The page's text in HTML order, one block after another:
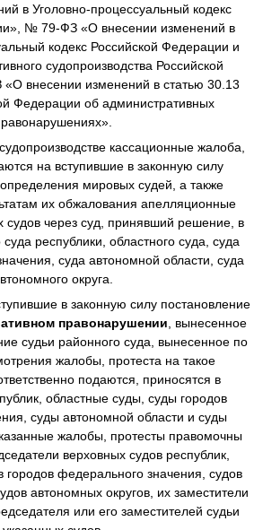
в Уголовно-процессуальный кодекс
№ 79-ФЗ «О внесении изменений в
кодекс Российской Федерации и
судопроизводства Российской
внесении изменений в статью 30.13
Федерации об административных
судопроизводстве кассационные жалоба,
на вступившие в законную силу
мировых судей, а также
их обжалования апелляционные
через суд, принявший решение, в
республики, областного суда, суда
суда автономной области, суда
округа.
в законную силу постановление
правонарушении , вынесенное
судьи районного суда, вынесенное по
жалобы, протеста на такое
подаются, приносятся в
областные суды, суды городов
суды автономной области и суды
жалобы, протесты правомочны
верховных судов республик,
городов федерального значения, судов
автономных округов, их заместители
или его заместителей судьи